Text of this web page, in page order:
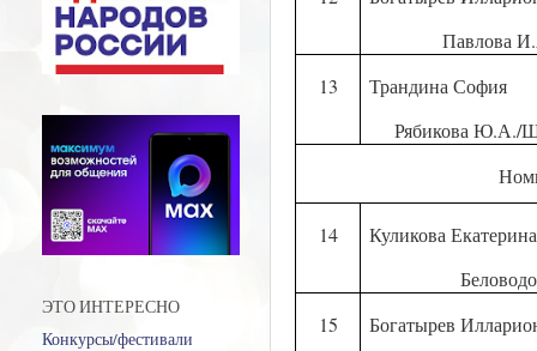
Павлова
13
Трандина София
Рябикова Ю.А./
14
Куликова Екатерина
15
Богатырев
ЭТО ИНТЕРЕСНО
Конкурсы/фестивали